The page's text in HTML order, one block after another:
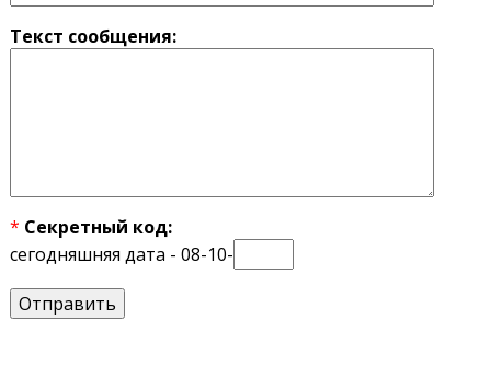
Текст сообщения:
* Секретный код:
сегодняшняя дата - 08-10-